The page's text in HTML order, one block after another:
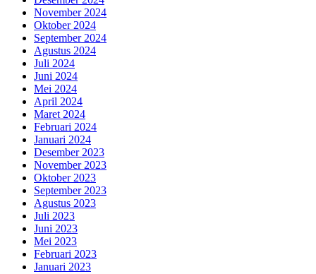
November 2024
Oktober 2024
September 2024
Agustus 2024
Juli 2024
Juni 2024
Mei 2024
April 2024
Maret 2024
Februari 2024
Januari 2024
Desember 2023
November 2023
Oktober 2023
September 2023
Agustus 2023
Juli 2023
Juni 2023
Mei 2023
Februari 2023
Januari 2023